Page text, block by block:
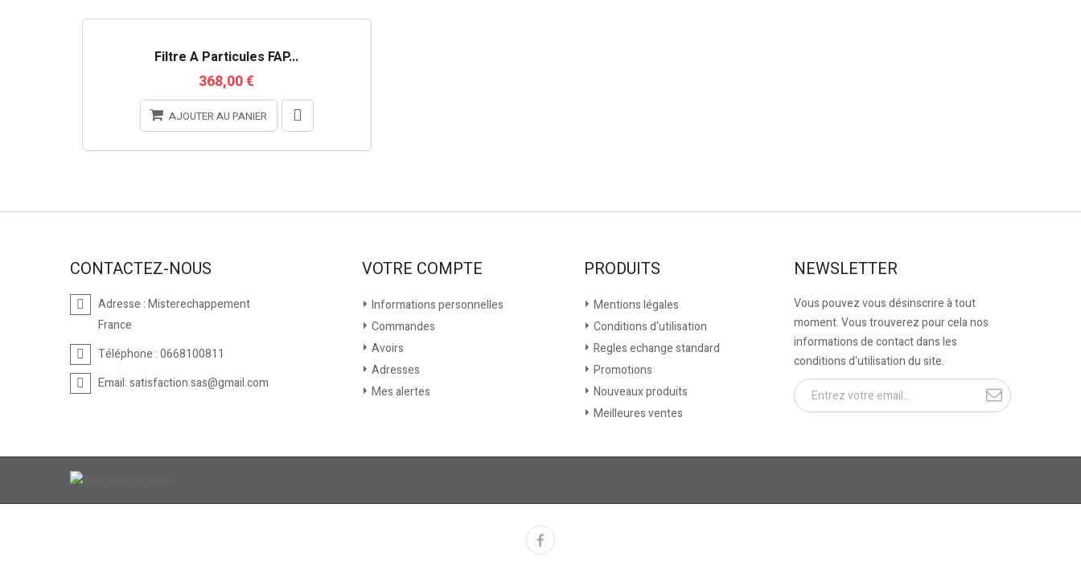
Filtre À Particules FAP...
368,00 €
AJOUTER AU PANIER
CONTACTEZ-NOUS
Adresse :Misterechappement
France
Téléphone :0668100811
Email:satisfaction.sas@gmail.com
VOTRE COMPTE
Informations personnelles
Commandes
Avoirs
Adresses
Mes alertes
PRODUITS
Mentions légales
Conditions d'utilisation
Regles echange standard
Promotions
Nouveaux produits
Meilleures ventes
NEWSLETTER
Vous pouvez vous désinscrire à tout
moment. Vous trouverez pour cela nos
informations de contact dans les
conditions d'utilisation du site.